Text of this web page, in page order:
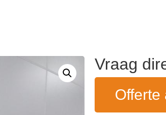
Vraag
Offerte